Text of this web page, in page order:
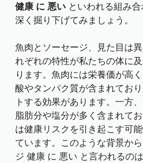
健康 に 悪い といわれる組み合
深く掘り下げてみましょう。
魚肉とソーセージ、見た目は
れぞれの特性が私たちの体に
ります。魚肉には栄養価が高
酸やタンパク質が含まれてお
トする効果があります。一方
脂肪分や塩分が多く含まれて
は健康リスクを引き起こす可
ています。このような背景か
ジ 健康 に 悪い と言われるの